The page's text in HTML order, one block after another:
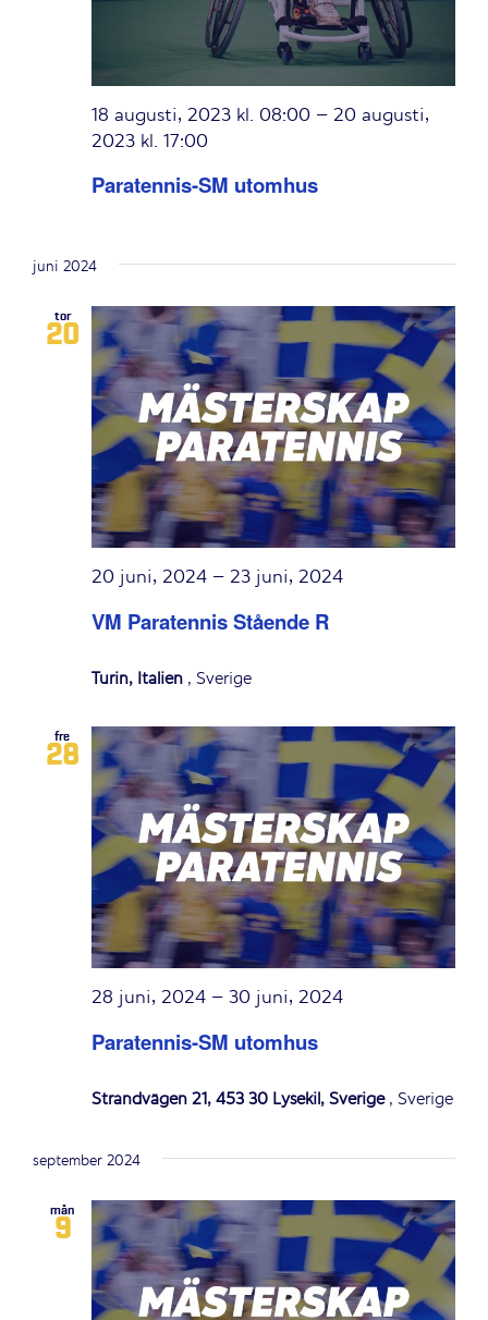
Paratennis-SM utomhus
18 augusti, 2023 kl. 08:00 – 20 augusti,
2023 kl. 17:00
juni 2024
tor
20
VM Paratennis Stående R
20 juni, 2024 – 23 juni, 2024
Turin, Italien , Sverige
fre
28
Paratennis-SM utomhus
28 juni, 2024 – 30 juni, 2024
Strandvägen 21, 453 30 Lysekil, Sverige, Sverige
september 2024
mån
9